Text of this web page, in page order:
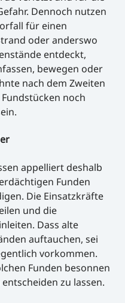
Dennoch nutzen
für einen
oder anderswo
entdeckt,
bewegen oder
nach dem Zweiten
noch
appelliert deshalb
Funden
Die Einsatzkräfte
und die
Dass alte
auftauchen, sei
vorkommen.
Funden besonnen
zu lassen.